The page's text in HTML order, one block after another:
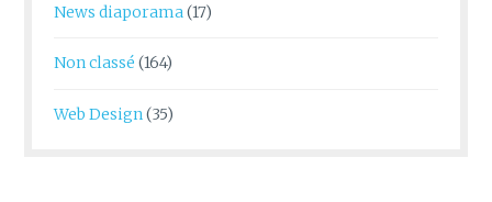
News diaporama(17)
Non classé (164)
Web Design(35)